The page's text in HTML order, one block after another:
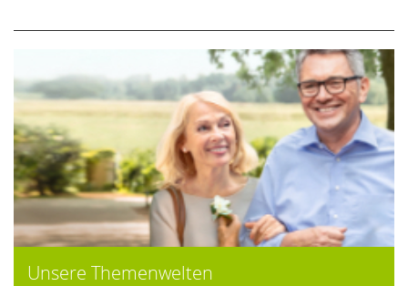
Unsere Themenwelten